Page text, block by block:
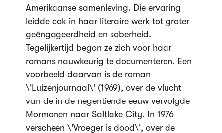
Amerikaanse samenleving. Die ervaring
leidde ook in haar literaire werk tot groter
geëngageerdheid en soberheid.
Tegelijkertijd begon ze zich voor haar
romans nauwkeurig te documenteren. Een
voorbeeld daarvan is de roman
\'Luizenjournaal\' (1969), over de vlucht
van de in de negentiende eeuw vervolgde
Mormonen naar Saltlake City. In 1976
verscheen \'Vroeger is dood\', over de